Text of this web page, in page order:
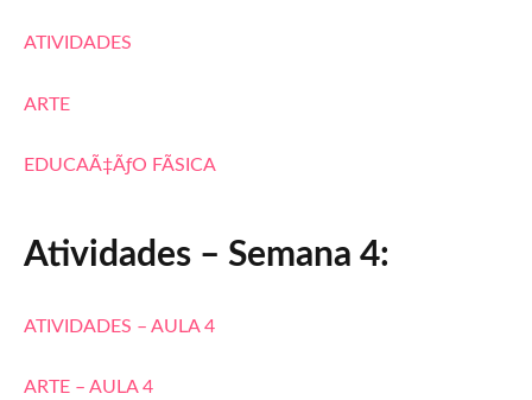
ATIVIDADES
ARTE
EDUCAÃ‡ÃƒO FÃSICA
Atividades – Semana 4:
ATIVIDADES – AULA 4
ARTE – AULA 4